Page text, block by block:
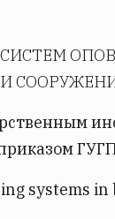
systems